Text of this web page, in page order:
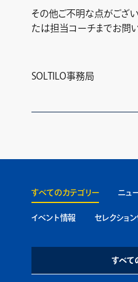
その他ご不明な点がござ
たは担当コーチまでお問
SOLTILO事務局
すべてのカテゴリー ニュ
イベント情報 セレクショ
すべて